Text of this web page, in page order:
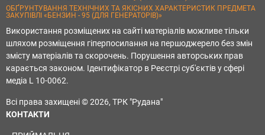
ОБҐРУНТУВАННЯ ТЕХНІЧНИХ ТА ЯКІСНИХ ХАРАКТЕРИСТИК ПРЕДМЕТА
ЗАКУПІВЛІ «БЕНЗИН - 95 (ДЛЯ ГЕНЕРАТОРІВ)»
Використання розміщених на сайті матеріалів можливе тільки
шляхом розміщення гіперпосилання на першоджерело без змін
змісту матеріалів та скорочень. Порушення авторських прав
карається законом. Ідентифікатор в Реєстрі суб'єктів у сфері
медіа L 10-0062.
Всі права захищені © 2026, ТРК "Рудана"
КОНТАКТИ